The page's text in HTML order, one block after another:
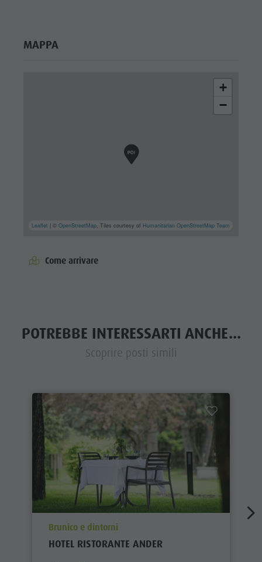
MAPPA
+
−
Leaflet | ©OpenStreetMap, Tiles courtesy of Humanitarian OpenStreetMap Team
Come arrivare
POTREBBE INTERESSARTI ANCHE...
Scoprire posti simili
aria.poi_location_prefix
Brunico e dintorni
HOTEL RISTORANTE ANDER